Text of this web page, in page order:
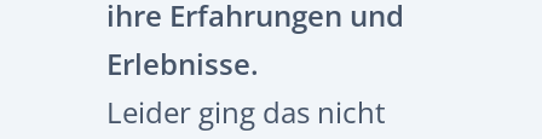
ihre Erfahrungen und
Erlebnisse.
Leider ging das nicht